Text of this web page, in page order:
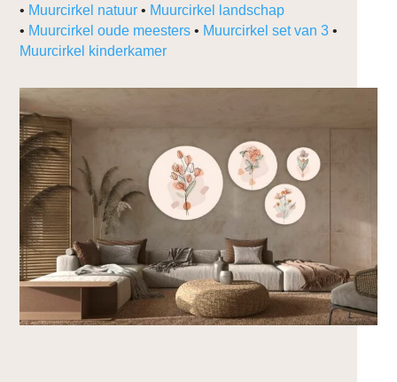
• Muurcirkel natuur • Muurcirkel landschap
• Muurcirkel oude meesters • Muurcirkel set van 3 •
Muurcirkel kinderkamer